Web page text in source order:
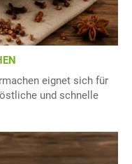
eignet sich für
und schnelle